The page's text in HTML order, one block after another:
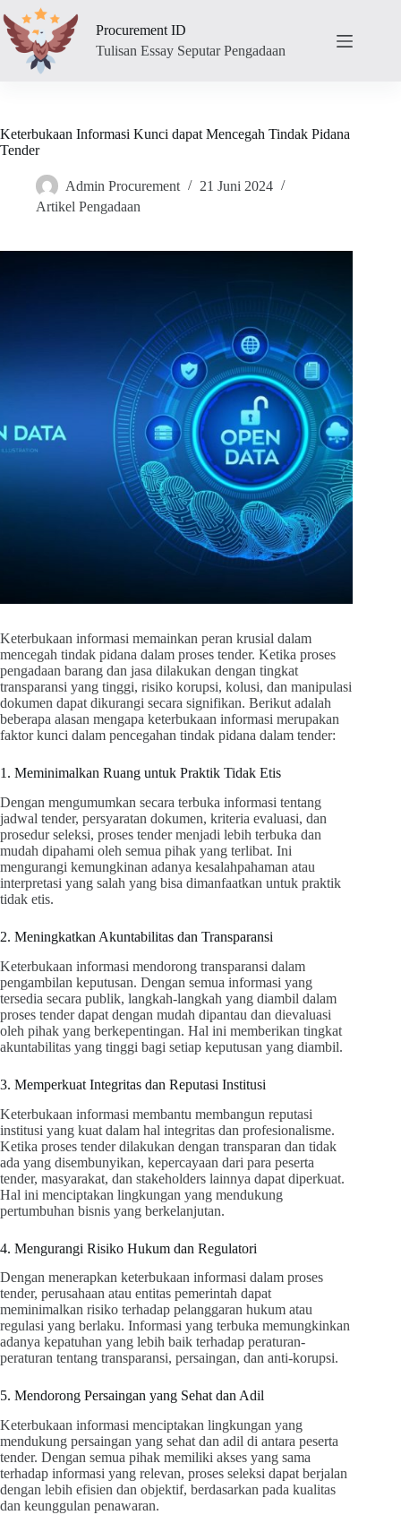
to
content
Procurement ID
Tulisan Essay Seputar Pengadaan
Keterbukaan Informasi Kunci dapat Mencegah Tindak Pidana
Tender
Admin Procurement
21 Juni 2024
Artikel Pengadaan
Keterbukaan informasi memainkan peran krusial dalam
mencegah tindak pidana dalam proses tender. Ketika proses
pengadaan barang dan jasa dilakukan dengan tingkat
transparansi yang tinggi, risiko korupsi, kolusi, dan manipulasi
dokumen dapat dikurangi secara signifikan. Berikut adalah
beberapa alasan mengapa keterbukaan informasi merupakan
faktor kunci dalam pencegahan tindak pidana dalam tender:
1. Meminimalkan Ruang untuk Praktik Tidak Etis
Dengan mengumumkan secara terbuka informasi tentang
jadwal tender, persyaratan dokumen, kriteria evaluasi, dan
prosedur seleksi, proses tender menjadi lebih terbuka dan
mudah dipahami oleh semua pihak yang terlibat. Ini
mengurangi kemungkinan adanya kesalahpahaman atau
interpretasi yang salah yang bisa dimanfaatkan untuk praktik
tidak etis.
2. Meningkatkan Akuntabilitas dan Transparansi
Keterbukaan informasi mendorong transparansi dalam
pengambilan keputusan. Dengan semua informasi yang
tersedia secara publik, langkah-langkah yang diambil dalam
proses tender dapat dengan mudah dipantau dan dievaluasi
oleh pihak yang berkepentingan. Hal ini memberikan tingkat
akuntabilitas yang tinggi bagi setiap keputusan yang diambil.
3. Memperkuat Integritas dan Reputasi Institusi
Keterbukaan informasi membantu membangun reputasi
institusi yang kuat dalam hal integritas dan profesionalisme.
Ketika proses tender dilakukan dengan transparan dan tidak
ada yang disembunyikan, kepercayaan dari para peserta
tender, masyarakat, dan stakeholders lainnya dapat diperkuat.
Hal ini menciptakan lingkungan yang mendukung
pertumbuhan bisnis yang berkelanjutan.
4. Mengurangi Risiko Hukum dan Regulatori
Dengan menerapkan keterbukaan informasi dalam proses
tender, perusahaan atau entitas pemerintah dapat
meminimalkan risiko terhadap pelanggaran hukum atau
regulasi yang berlaku. Informasi yang terbuka memungkinkan
adanya kepatuhan yang lebih baik terhadap peraturan-
peraturan tentang transparansi, persaingan, dan anti-korupsi.
5. Mendorong Persaingan yang Sehat dan Adil
Keterbukaan informasi menciptakan lingkungan yang
mendukung persaingan yang sehat dan adil di antara peserta
tender. Dengan semua pihak memiliki akses yang sama
terhadap informasi yang relevan, proses seleksi dapat berjalan
dengan lebih efisien dan objektif, berdasarkan pada kualitas
dan keunggulan penawaran.